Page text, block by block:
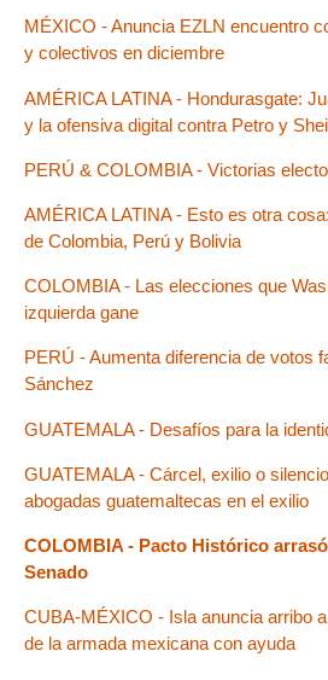
MÉXICO - Anuncia EZLN encuentro
y colectivos en diciembre
AMÉRICA LATINA - Hondurasgate:
y la ofensiva digital contra Petro y
PERÚ & COLOMBIA - Victorias
AMÉRICA LATINA - Esto es otra
de Colombia, Perú y Bolivia
COLOMBIA - Las elecciones que
izquierda gane
PERÚ - Aumenta diferencia de votos
Sánchez
GUATEMALA - Desafíos para la
GUATEMALA - Cárcel, exilio o
abogadas guatemaltecas en el exilio
COLOMBIA - Pacto Histórico
Senado
CUBA-MÉXICO - Isla anuncia arribo
de la armada mexicana con ayuda